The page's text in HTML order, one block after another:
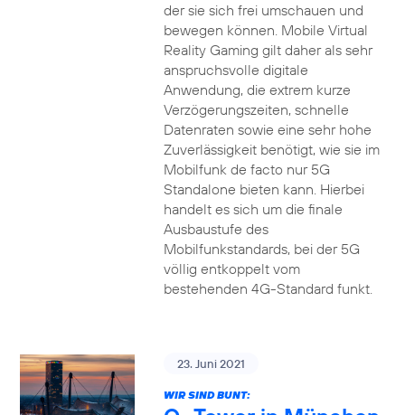
der sie sich frei umschauen und
bewegen können. Mobile Virtual
Reality Gaming gilt daher als sehr
anspruchsvolle digitale
Anwendung, die extrem kurze
Verzögerungszeiten, schnelle
Datenraten sowie eine sehr hohe
Zuverlässigkeit benötigt, wie sie im
Mobilfunk de facto nur 5G
Standalone bieten kann. Hierbei
handelt es sich um die finale
Ausbaustufe des
Mobilfunkstandards, bei der 5G
völlig entkoppelt vom
bestehenden 4G-Standard funkt.
23. Juni 2021
WIR SIND BUNT: